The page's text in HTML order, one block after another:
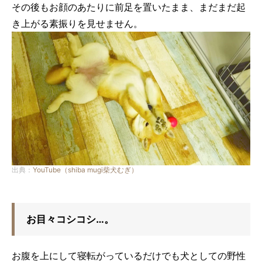
その後もお顔のあたりに前足を置いたまま、まだまだ起
き上がる素振りを見せません。
出典： YouTube（shiba mugi柴犬むぎ）
お目々コシコシ…。
お腹を上にして寝転がっているだけでも犬としての野性